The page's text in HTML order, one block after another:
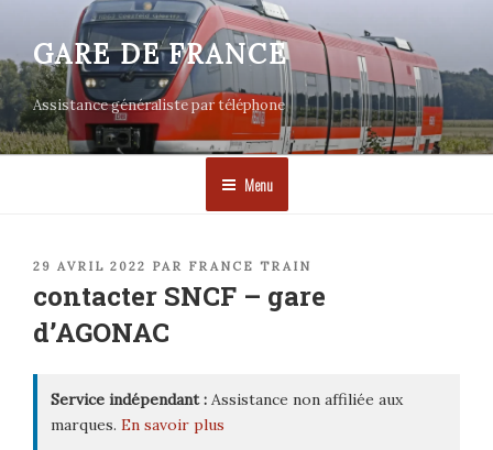
contenu
principal
GARE DE FRANCE
Assistance généraliste par téléphone
Menu
PUBLIÉ
29 AVRIL 2022 PAR FRANCE TRAIN
contacter SNCF – gare
d’AGONAC
Service indépendant : Assistance non affiliée aux
marques. En savoir plus